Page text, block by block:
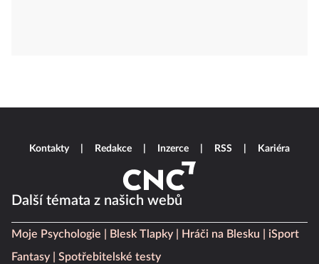
Další témata z našich webů
Moje Psychologie Blesk Tlapky Hráči na Blesku
iSport
Fantasy
Spotřebitelské testy
Kontakty Redakce Inzerce RSS Kariéra